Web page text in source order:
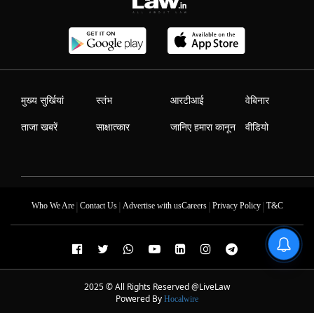
मुख्य सुर्खियां
ताजा खबरें
स्तंभ
साक्षात्कार
आरटीआई
जानिए हमारा कानून
वेबिनार
वीडियो
Who We Are| Contact Us| Advertise with usCareers| Privacy Policy| T&C
2025 © All Rights Reserved @LiveLaw
Powered By Hocalwire